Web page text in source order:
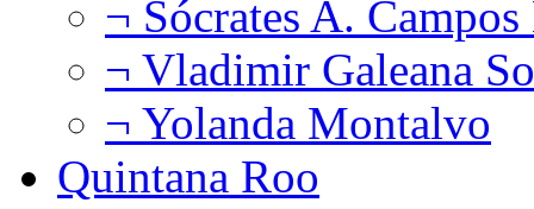
¬ Sócrates A.
¬ Vladimir Galeana
¬ Yolanda Montalvo
Quintana Roo